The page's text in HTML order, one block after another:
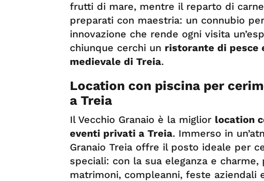
frutti di mare, mentre il reparto di
preparati con maestria: un connubio
innovazione che rende ogni visita
chiunque cerchi un ristorante di pesce
medievale di Treia.
Location con piscina per
a Treia
Il Vecchio Granaio è la miglior location
eventi privati a Treia. Immerso in
Granaio Treia offre il posto ideale per
speciali: con la sua eleganza e
matrimoni, compleanni, feste aziendali